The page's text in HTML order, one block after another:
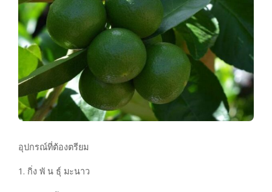
อุปกรณ์ที่ต้องตรียม
1. กิ่ง พั น ธุ์ มะนาว